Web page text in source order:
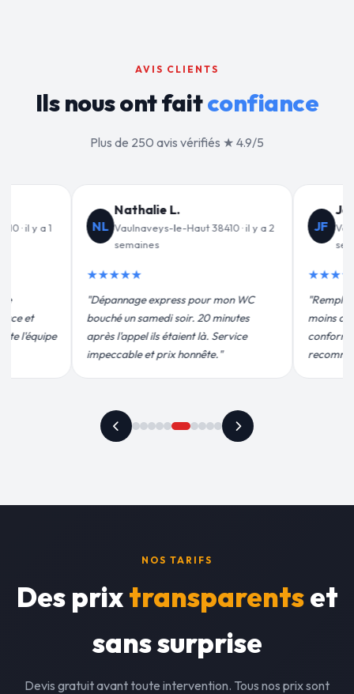
AVIS CLIENTS
Ils nous ont faitconfiance
Plus de 250 avis vérifiés ★ 4.9/5
JF
Jean-François C.
Vaulnaveys-le-Haut 38410 · il y a 3
semaines
★★★★★
"Remplacement de mon chauffe-eau en
moins de 2h. Équipe très pro, devis
conforme, chantier propre. Je
recommande vivement."
VD
Valérie D.
mois
★★★★★
"Un grand merci
pour leur
efficace. Fuite
plus qu'honnête !"
NOS TARIFS
Des prixtransparentset
sans surprise
Devis gratuit avant toute intervention. Tous nos prix sont